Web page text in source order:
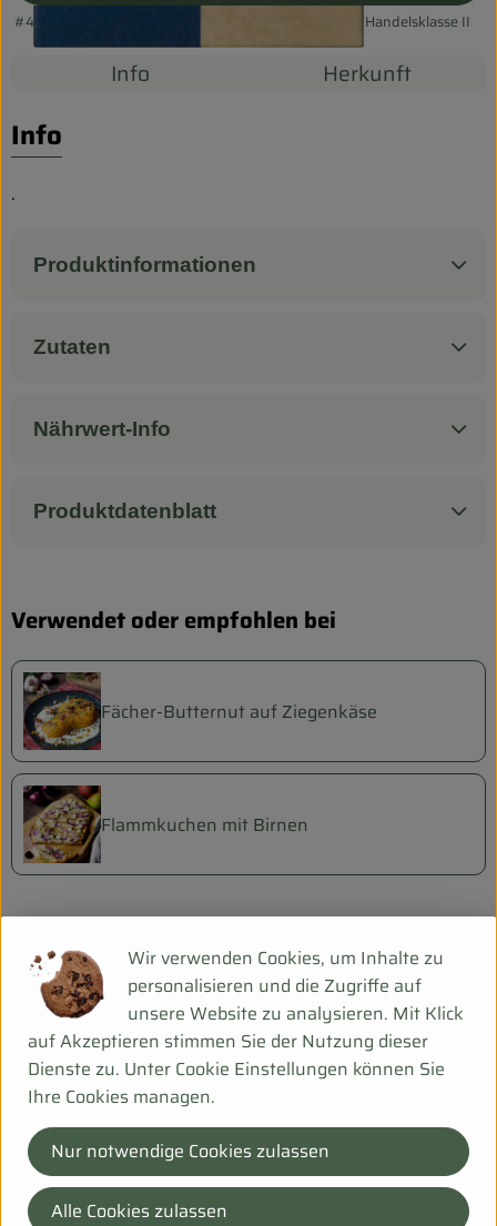
Pferdepension & Reitbetrieb
#44318 Handelsklasse II
Info Herkunft
Info
.
Produktinformationen
Zutaten
Nährwert-Info
Produktdatenblatt
Verwendet oder empfohlen bei
Fächer-Butternut auf Ziegenkäse
Flammkuchen mit Birnen
Herkunft
Hersteller: Sonnentor
DV
Sonnentor Kräuterhandelsges. mbH
Wir verwenden Cookies, um Inhalte zu
personalisieren und die Zugriffe auf
unsere Website zu analysieren. Mit Klick
auf Akzeptieren stimmen Sie der Nutzung dieser
Dienste zu. Unter Cookie Einstellungen können Sie
Ihre Cookies managen.
Nur notwendige Cookies zulassen
Alle Cookies zulassen